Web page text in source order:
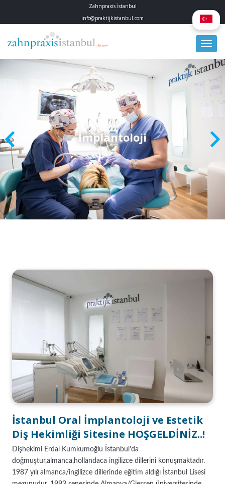
Zahnpraxis İstanbul
info@praktijkistanbul.com
İmplantoloji
İstanbul Oral İmplantoloji ve Estetik
Diş Hekimliği Sitesine HOŞGELDİNİZ..!
Dişhekimi Erdal Kumkumoğlu İstanbul'da
doğmuştur,almanca,hollandaca ingilizce dillerini konuşmaktadır.
1987 yılı almanca/ingilizce dillerinde eğitim aldığı İstanbul Lisesi